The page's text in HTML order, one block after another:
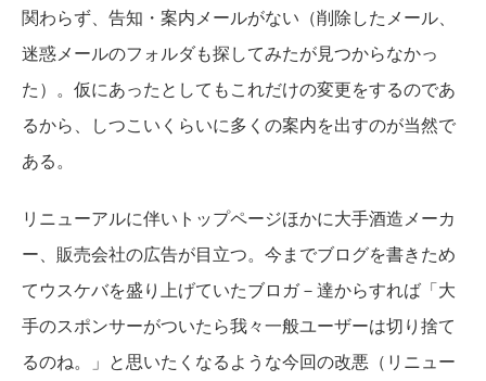
関わらず、告知・案内メールがない（削除したメール、
迷惑メールのフォルダも探してみたが見つからなかっ
た）。仮にあったとしてもこれだけの変更をするのであ
るから、しつこいくらいに多くの案内を出すのが当然で
ある。
リニューアルに伴いトップページほかに大手酒造メーカ
ー、販売会社の広告が目立つ。今までブログを書きため
てウスケバを盛り上げていたブロガ－達からすれば「大
手のスポンサーがついたら我々一般ユーザーは切り捨て
るのね。」と思いたくなるような今回の改悪（リニュー